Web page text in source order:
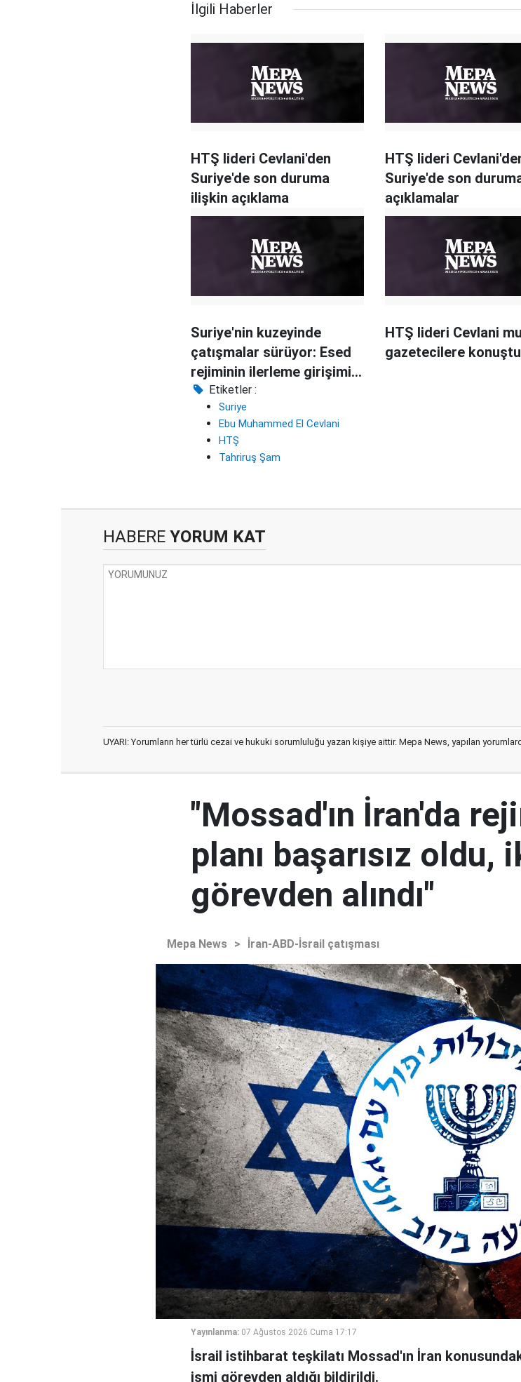
İlgili Haberler
HTŞ lideri Cevlani'den
Suriye'de son duruma
ilişkin açıklama
HTŞ lideri
Suriye'de son
açıklamalar
Suriye'nin kuzeyinde
çatışmalar sürüyor: Esed
rejiminin ilerleme girişimi
başarısız oldu
HTŞ lideri Cevlani
gazetecilere konuştu
Etiketler :
Suriye
Ebu Muhammed El Cevlani
HTŞ
Tahriruş Şam
HABERE YORUM KAT
UYARI: Yorumların her türlü cezai ve hukuki sorumluluğu yazan kişiye aittir. Mepa News, yapılan
"Mossad'ın İran'da
planı başarısız oldu,
görevden alındı"
Mepa News > İran-ABD-İsrail çatışması
Yayınlanma: 07 Ağustos 2026 Cuma 17:17
İsrail istihbarat teşkilatı Mossad'ın İran
ismi görevden aldığı bildirildi.